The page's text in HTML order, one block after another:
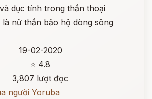
dục tính trong thần thoại
là nữ thần bảo hộ dòng sông
19-02-2020
⭐ 4.8
3,807 lượt đọc
người Yoruba